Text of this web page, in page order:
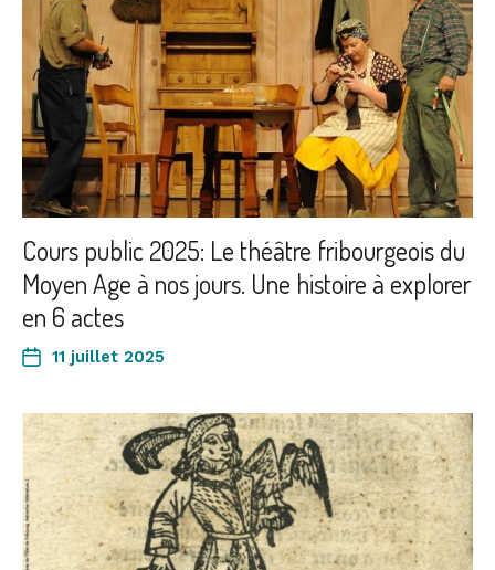
Cours public 2025: Le théâtre fribourgeois du
Moyen Age à nos jours. Une histoire à explorer
en 6 actes
11 juillet 2025